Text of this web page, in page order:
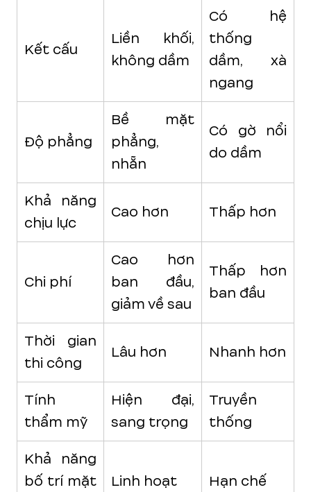
Kết cấu
Liền khối,
không dầm
Có hệ
thống
dầm, xà
ngang
Độ phẳng
Bề mặt
phẳng,
nhẵn
Có gờ nổi
do dầm
Khả năng
chịu lực
Cao hơn Thấp hơn
Chi phí
Cao hơn
ban đầu,
giảm về sau
Thấp hơn
ban đầu
Thời gian
thi công
Lâu hơn Nhanh hơn
Tính
thẩm mỹ
Hiện đại,
sang trọng
Truyền
thống
Khả năng
bố trí mặt
Linh hoạt Hạn chế